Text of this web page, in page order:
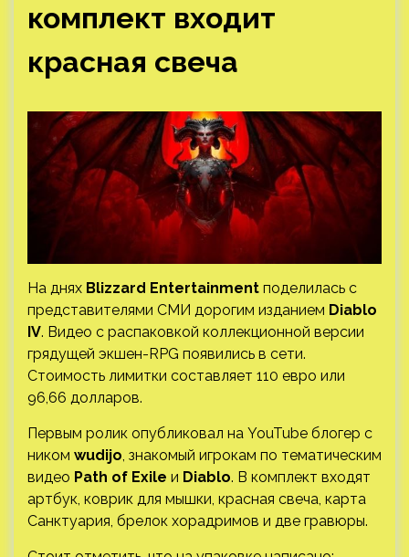
комплект входит
красная свеча
На днях Blizzard Entertainment поделилась с
представителями СМИ дорогим изданием Diablo
IV. Видео с распаковкой коллекционной версии
грядущей экшен-RPG появились в сети.
Стоимость лимитки составляет 110 евро или
96,66 долларов.
Первым ролик опубликовал на YouTube блогер с
ником wudijo, знакомый игрокам по тематическим
видео Path of Exile и Diablo. В комплект входят
артбук, коврик для мышки, красная свеча, карта
Санктуария, брелок хорадримов и две гравюры.